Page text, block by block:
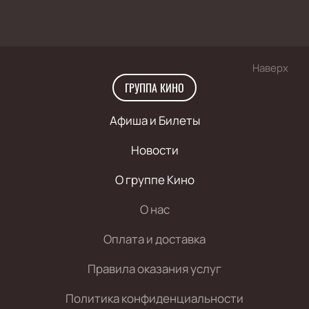
Наверх
ГРУППА КИНО
Афиша и Билеты
Новости
О группе Кино
О нас
Оплата и доставка
Правила оказания услуг
Политика конфиденциальности